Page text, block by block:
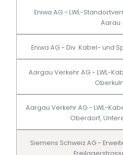
Eniwa AG - LWL-
Aarau
Eniwa AG - Div. Kabel- und
Aargau Verkehr AG - LWL-
Aargau Verkehr AG - LWL-
Oberdorf,
Siemens Schweiz AG -